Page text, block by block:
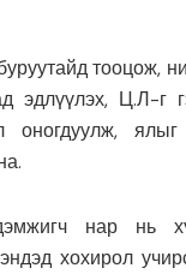
тооцож,
эдлүүлэх, Ц.Л-г
ялыг
нар нь
хохирол